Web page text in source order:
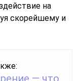
на
скорейшему и
— что